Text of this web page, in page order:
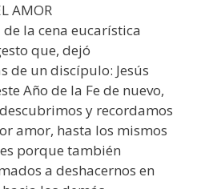
AMOR
de la cena eucarística
que, dejó
de un discípulo: Jesús
Año de la Fe de nuevo,
descubrimos y recordamos
amor, hasta los mismos
porque también
a deshacernos en